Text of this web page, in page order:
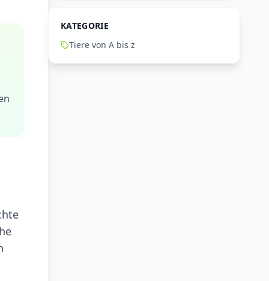
KATEGORIE
Tiere von A bis z